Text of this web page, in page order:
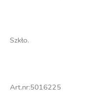
Szkło.
Art.nr:5016225